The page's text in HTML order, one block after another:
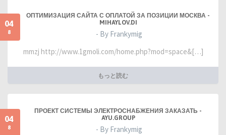
04
8
ОПТИМИЗАЦИЯ САЙТА С ОПЛАТОЙ ЗА ПОЗИЦИИ МОСКВА -
MIHAYLOV.DI
- By Frankymig
mmzj http://www.1gmoli.com/home.php?mod=space&[…]
もっと読む
04
8
ПРОЕКТ СИСТЕМЫ ЭЛЕКТРОСНАБЖЕНИЯ ЗАКАЗАТЬ -
AYU.GROUP
- By Frankymig